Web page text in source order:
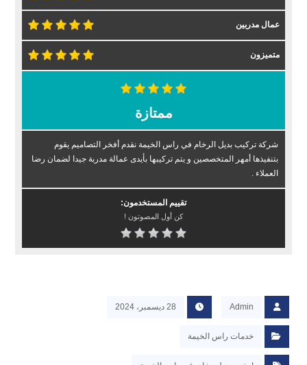
عمال مدربين
متميزون
ممتازة
شركة تركيب بديل الرخام في راس الخيمة نقدم أفخر التصاميم يقوم
بتنفيذها أمهر المتخصصين و يتم تركيبها بأيدى عمالة مدربة جيدا لضمان رضا
العملاء .
تقييم المستخدمون:
كن أول المصوتون !
Admin 28 ديسمبر، 2024
خدمات راس الخيمة